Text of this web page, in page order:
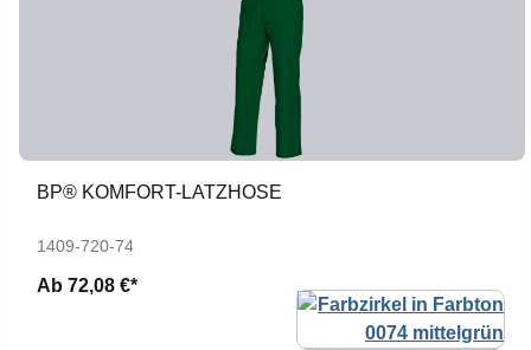
BP® KOMFORT-LATZHOSE
1409-720-74
Ab 72,08 €*